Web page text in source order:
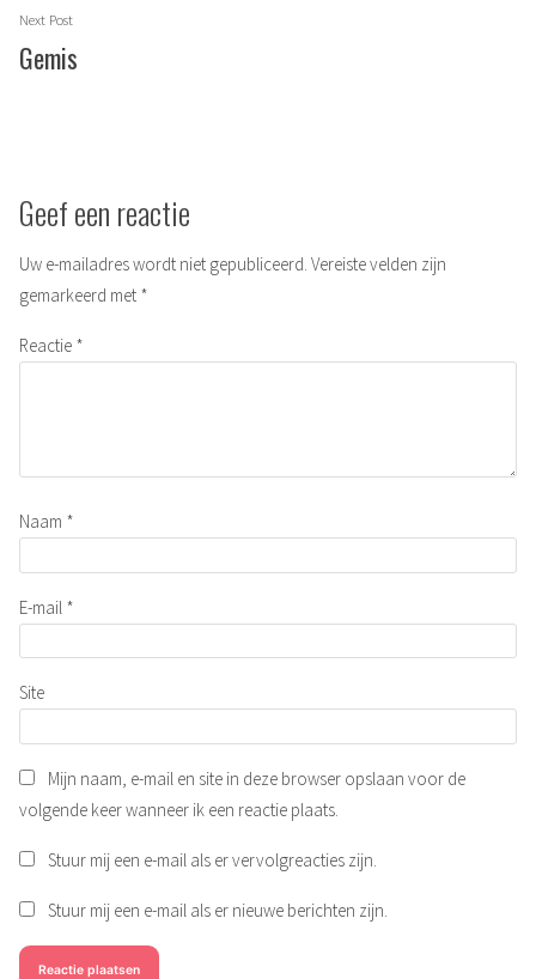
Next PostNext
Gemis
Geef een reactie
Uw e-mailadres wordt niet gepubliceerd. Vereiste velden zijn
gemarkeerd met *
Reactie *
Naam *
E-mail *
Site
Mijn naam, e-mail en site in deze browser opslaan voor de
volgende keer wanneer ik een reactie plaats.
Stuur mij een e-mail als er vervolgreacties zijn.
Stuur mij een e-mail als er nieuwe berichten zijn.